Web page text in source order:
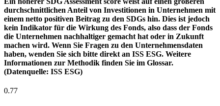
durchschnittlichen Anteil von Investitionen in Unternehmen mit
einem netto positiven Beitrag zu den SDGs hin. Dies ist jedoch
kein Indikator für die Wirkung des Fonds, also dass der Fonds
die Unternehmen nachhaltiger gemacht hat oder in Zukunft
machen wird. Wenn Sie Fragen zu den Unternehmensdaten
haben, wenden Sie sich bitte direkt an ISS ESG. Weitere
Informationen zur Methodik finden Sie im Glossar.
(Datenquelle: ISS ESG)
0.77